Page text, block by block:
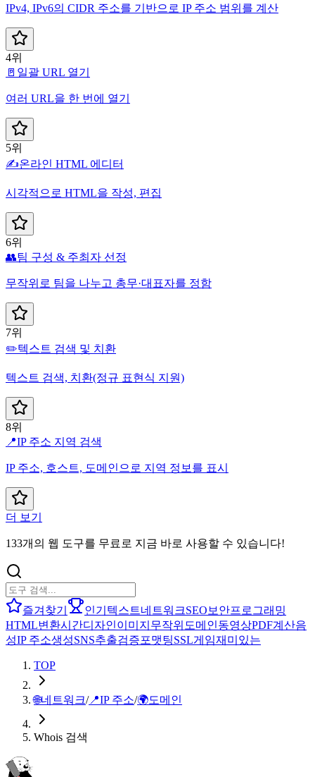
IPv4, IPv6의 CIDR 주소를 기반으로 IP 주소 범위를 계산
4위
🚪 일괄 URL 열기
여러 URL을 한 번에 열기
5위
✍️온라인 HTML 에디터
시각적으로 HTML을 작성, 편집
6위
👥팀 구성 & 주최자 선정
무작위로 팀을 나누고 총무·대표자를 정함
7위
✏️텍스트 검색 및 치환
텍스트 검색, 치환(정규 표현식 지원)
8위
📍IP 주소 지역 검색
IP 주소, 호스트, 도메인으로 지역 정보를 표시
더 보기
133개의 웹 도구를 무료로 지금 바로 사용할 수 있습니다!
즐겨찾기 인기 텍스트네트워크SEO 보안프로그래밍
HTML변환시간디자인이미지 무작위 도메인동영상PDF계산음
성IP 주소생성SNS추출검증포맷팅SSL게임재미있는
TOP
🌐네트워크/📍IP 주소/🌍도메인
Whois 검색